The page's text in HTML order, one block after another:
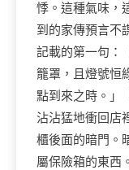
悸。這種氣味，
到的家傳預言不
記載的第一句：
籠罩，且燈號恒
點到來之時。」
沾沾猛地衝回店
櫃後面的暗門。
屬保險箱的東西